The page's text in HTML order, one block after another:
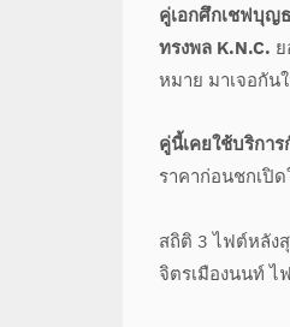
คู่เอกศึกเชฟบุญ
ทรงพล K.N.C.
หมาย มาเจอกัน
คู่นี้เคยใช้บริกา
ราคาก่อนชกเปิ
สถิติ 3 ไฟต์หลัง
จิตรเมืองนนท์